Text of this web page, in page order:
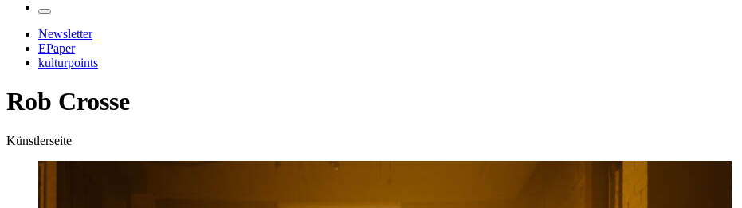
Newsletter
EPaper
kulturpoints
Rob Crosse
Künstlerseite